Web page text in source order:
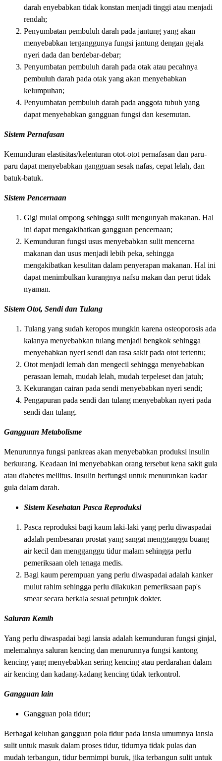
darah enyebabkan tidak konstan menjadi tinggi atau menjadi
rendah;
Penyumbatan pembuluh darah pada jantung yang akan
menyebabkan terganggunya fungsi jantung dengan gejala
nyeri dada dan berdebar-debar;
Penyumbatan pembuluh darah pada otak atau pecahnya
pembuluh darah pada otak yang akan menyebabkan
kelumpuhan;
Penyumbatan pembuluh darah pada anggota tubuh yang
dapat menyebabkan gangguan fungsi dan kesemutan.
Sistem Pernafasan
Kemunduran elastisitas/kelenturan otot-otot pernafasan dan paru-
paru dapat menyebabkan gangguan sesak nafas, cepat lelah, dan
batuk-batuk.
Sistem Pencernaan
Gigi mulai ompong sehingga sulit mengunyah makanan. Hal
ini dapat mengakibatkan gangguan pencernaan;
Kemunduran fungsi usus menyebabkan sulit mencerna
makanan dan usus menjadi lebih peka, sehingga
mengakibatkan kesulitan dalam penyerapan makanan. Hal ini
dapat menimbulkan kurangnya nafsu makan dan perut tidak
nyaman.
Sistem Otot, Sendi dan Tulang
Tulang yang sudah keropos mungkin karena osteoporosis ada
kalanya menyebabkan tulang menjadi bengkok sehingga
menyebabkan nyeri sendi dan rasa sakit pada otot tertentu;
Otot menjadi lemah dan mengecil sehingga menyebabkan
perasaan lemah, mudah lelah, mudah terpeleset dan jatuh;
Kekurangan cairan pada sendi menyebabkan nyeri sendi;
Pengapuran pada sendi dan tulang menyebabkan nyeri pada
sendi dan tulang.
Gangguan Metabolisme
Menurunnya fungsi pankreas akan menyebabkan produksi insulin
berkurang. Keadaan ini menyebabkan orang tersebut kena sakit gula
atau diabetes mellitus. Insulin berfungsi untuk menurunkan kadar
gula dalam darah.
Sistem Kesehatan Pasca Reproduksi
Pasca reproduksi bagi kaum laki-laki yang perlu diwaspadai
adalah pembesaran prostat yang sangat mengganggu buang
air kecil dan mengganggu tidur malam sehingga perlu
pemeriksaan oleh tenaga medis.
Bagi kaum perempuan yang perlu diwaspadai adalah kanker
mulut rahim sehingga perlu dilakukan pemeriksaan pap's
smear secara berkala sesuai petunjuk dokter.
Saluran Kemih
Yang perlu diwaspadai bagi lansia adalah kemunduran fungsi ginjal,
melemahnya saluran kencing dan menurunnya fungsi kantong
kencing yang menyebabkan sering kencing atau perdarahan dalam
air kencing dan kadang-kadang kencing tidak terkontrol.
Gangguan lain
Gangguan pola tidur;
Berbagai keluhan gangguan pola tidur pada lansia umumnya lansia
sulit untuk masuk dalam proses tidur, tidurnya tidak pulas dan
mudah terbangun, tidur bermimpi buruk, jika terbangun sulit untuk